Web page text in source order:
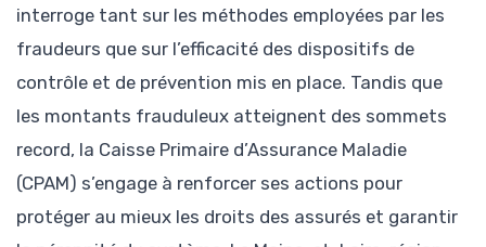
interroge tant sur les méthodes employées par les
fraudeurs que sur l’efficacité des dispositifs de
contrôle et de prévention mis en place. Tandis que
les montants frauduleux atteignent des sommets
record, la Caisse Primaire d’Assurance Maladie
(CPAM) s’engage à renforcer ses actions pour
protéger au mieux les droits des assurés et garantir